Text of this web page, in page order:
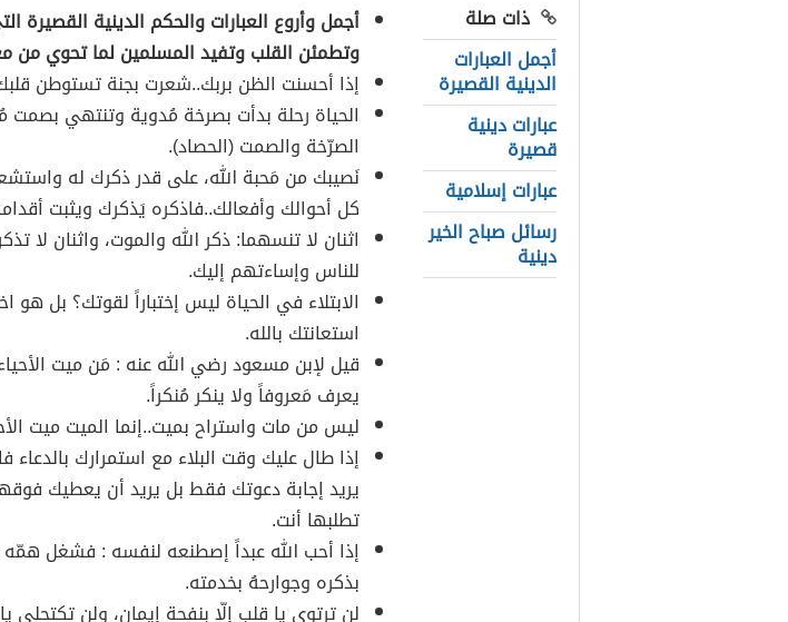
ذات صلة
أجمل العبارات
الدينية القصيرة
عبارات دينية
قصيرة
عبارات إسلامية
رسائل صباح الخير
دينية
أجمل وأروع العبارات والحكم الدينية القصيرة
وتطمئن القلب وتفيد المسلمين لما تحوي من
إذا أحسنت الظن بربك..شعرت بجنة تستوطن
الحياة رحلة بدأت بصرخة مُدوية وتنتهي بصمت
الصرّخة والصمت (الحصاد).
نَصيبك من مَحبة الله، على قدر ذكرك له
كل أحوالك وأفعالك..فاذكره يَذكرك ويثبت
اثنان لا تنسهما: ذكر الله والموت، واثنان لا
للناس وإساءتهم إليك.
الابتلاء في الحياة ليس إختباراً لقوتك؟ بل هو
استعانتك بالله.
قيل لإبن مسعود رضي الله عنه : مَن ميت
يعرف مَعروفاً ولا ينكر مُنكراً.
ليس من مات واستراح بميت..إنما الميت ميت
إذا طال عليك وقت البلاء مع استمرارك بالدعاء
يريد إجابة دعوتك فقط بل يريد أن يعطيك
تطلبها أنت.
إذا أحب الله عبداً إصطنعه لنفسه : فشغل همّه
بذكره وجوارحهُ بخدمته.
لن ترتوي يا قلب إلّا بنفحة إيمان، ولن تكتحلي